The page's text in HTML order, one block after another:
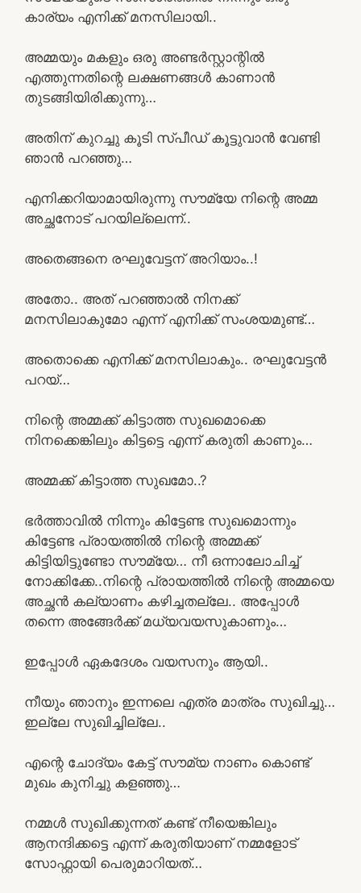
കാര്യം എനിക്ക് മനസിലായി..
അമ്മയും മകളും ഒരു അണ്ടർസ്റ്റാന്റിൽ
എത്തുന്നതിന്റെ ലക്ഷണങ്ങൾ കാണാൻ
തുടങ്ങിയിരിക്കുന്നു…
അതിന് കുറച്ചു കൂടി സ്പീഡ് കൂട്ടുവാൻ വേണ്ടി
ഞാൻ പറഞ്ഞു…
എനിക്കറിയാമായിരുന്നു സൗമ്യേ നിന്റെ അമ്മ
അച്ഛനോട് പറയില്ലെന്ന്‌..
അതെങ്ങനെ രഘുവേട്ടന് അറിയാം..!
അതോ.. അത് പറഞ്ഞാൽ നിനക്ക്
മനസിലാകുമോ എന്ന് എനിക്ക് സംശയമുണ്ട്…
അതൊക്കെ എനിക്ക് മനസിലാകും.. രഘുവേട്ടൻ
പറയ്…
നിന്റെ അമ്മക്ക് കിട്ടാത്ത സുഖമൊക്കെ
നിനക്കെങ്കിലും കിട്ടട്ടെ എന്ന് കരുതി കാണും…
അമ്മക്ക് കിട്ടാത്ത സുഖമോ..?
ഭർത്താവിൽ നിന്നും കിട്ടേണ്ട സുഖമൊന്നും
കിട്ടേണ്ട പ്രായത്തിൽ നിന്റെ അമ്മക്ക്
കിട്ടിയിട്ടുണ്ടോ സൗമ്യേ… നീ ഒന്നാലോചിച്ച്
നോക്കിക്കേ..നിന്റെ പ്രായത്തിൽ നിന്റെ അമ്മയെ
അച്ഛൻ കല്യാണം കഴിച്ചതല്ലേ.. അപ്പോൾ
തന്നെ അങ്ങേർക്ക് മധ്യവയസുകാണും…
ഇപ്പോൾ ഏകദേശം വയസനും ആയി..
നീയും ഞാനും ഇന്നലെ എത്ര മാത്രം സുഖിച്ചു…
ഇല്ലേ സുഖിച്ചില്ലേ..
എന്റെ ചോദ്യം കേട്ട് സൗമ്യ നാണം കൊണ്ട്
മുഖം കുനിച്ചു കളഞ്ഞു…
നമ്മൾ സുഖിക്കുന്നത് കണ്ട് നീയെങ്കിലും
ആനന്ദിക്കട്ടെ എന്ന് കരുതിയാണ് നമ്മളോട്
സോഫ്റ്റായി പെരുമാറിയത്…